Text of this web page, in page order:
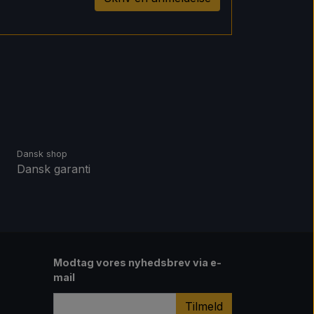
Dansk shop
Dansk garanti
Modtag vores nyhedsbrev via e-
mail
Tilmeld